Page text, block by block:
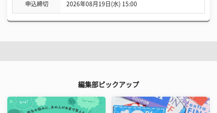
申込締切 2026年08月19日(水) 15:00
編集部ピックアップ